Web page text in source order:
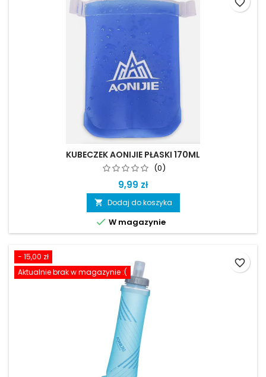
KUBECZEK AONIJIE PŁASKI 170ML
(0)
9,99 zł
 Dodaj do koszyka
 W magazynie
favorite_border
- 15,00 zł
Aktualnie brak w magazynie :(
favorite_border